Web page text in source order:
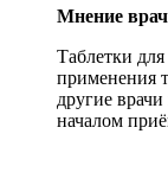
Мнение
Таблетки
применения
другие
началом